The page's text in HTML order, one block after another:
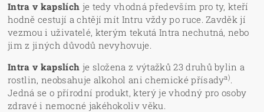
Intra v kapslích je tedy vhodná především pro ty, kteří
hodně cestují a chtějí mít Intru vždy po ruce. Zavděk jí
vezmou i uživatelé, kterým tekutá Intra nechutná, nebo
jim z jiných důvodů nevyhovuje.
Intra v kapslích je složena z výtažků 23 druhů bylin a
rostlin, neobsahuje alkohol ani chemické přísadya).
Jedná se o přírodní produkt, který je vhodný pro osoby
zdravé i nemocné jakéhokoliv věku.